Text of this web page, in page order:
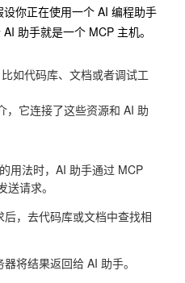
你正在使用一个 AI 编程助手
助手就是一个 MCP 主机。
如代码库、文档或者调试工
，它连接了这些资源和 AI 助
用法时，AI 助手通过 MCP
请求。
，去代码库或文档中查找相
将结果返回给 AI 助手。